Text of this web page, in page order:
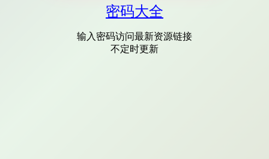
密码大全
输入密码访问最新资源链接
不定时更新